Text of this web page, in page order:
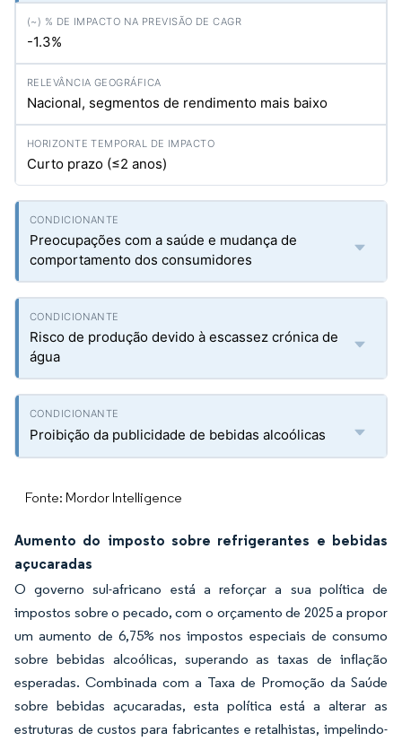
-1.3%
Nacional, segmentos de rendimento mais baixo
Curto prazo (≤2 anos)
Preocupações com a saúde e mudança de
comportamento dos consumidores
Risco de produção devido à escassez crónica de
água
Proibição da publicidade de bebidas alcoólicas
Fonte: Mordor Intelligence
Aumento do imposto sobre refrigerantes e bebidas
açucaradas
O governo sul-africano está a reforçar a sua política de
impostos sobre o pecado, com o orçamento de 2025 a propor
um aumento de 6,75% nos impostos especiais de consumo
sobre bebidas alcoólicas, superando as taxas de inflação
esperadas. Combinada com a Taxa de Promoção da Saúde
sobre bebidas açucaradas, esta política está a alterar as
estruturas de custos para fabricantes e retalhistas, impelindo-